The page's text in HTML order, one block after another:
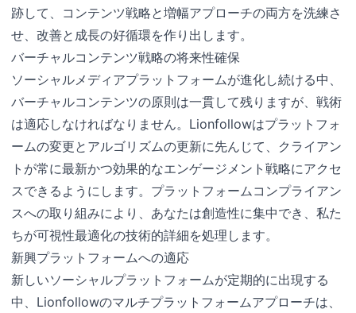
跡して、コンテンツ戦略と増幅アプローチの両方を洗練さ
せ、改善と成長の好循環を作り出します。
バーチャルコンテンツ戦略の将来性確保
ソーシャルメディアプラットフォームが進化し続ける中、
バーチャルコンテンツの原則は一貫して残りますが、戦術
は適応しなければなりません。Lionfollowはプラットフォ
ームの変更とアルゴリズムの更新に先んじて、クライアン
トが常に最新かつ効果的なエンゲージメント戦略にアクセ
スできるようにします。プラットフォームコンプライアン
スへの取り組みにより、あなたは創造性に集中でき、私た
ちが可視性最適化の技術的詳細を処理します。
新興プラットフォームへの適応
新しいソーシャルプラットフォームが定期的に出現する
中、Lionfollowのマルチプラットフォームアプローチは、